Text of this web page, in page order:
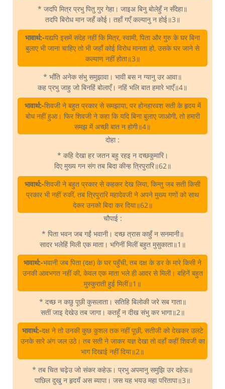
* जदपि मित्र प्रभु पितु गुर गेहा। जाइअ बिनु बोलेहुँ न सँदेहा॥
तदपि बिरोध मान जहँ कोई। तहाँ गएँ कल्यानु न होई॥3॥
भावार्थ:-यद्यपि इसमें संदेह नहीं कि मित्र, स्वामी, पिता और गुरु के घर बिना
बुलाए भी जाना चाहिए तो भी जहाँ कोई विरोध मानता हो, उसके घर जाने से
कल्याण नहीं होता॥3॥
* भाँति अनेक संभु समुझावा। भावी बस न ग्यानु उर आवा॥
कह प्रभु जाहु जो बिनहिं बोलाएँ। नहिं भलि बात हमारे भाएँ॥4॥
भावार्थ:-शिवजी ने बहुत प्रकार से समझाया, पर होनहारवश सती के हृदय में
बोध नहीं हुआ। फिर शिवजी ने कहा कि यदि बिना बुलाए जाओगी, तो हमारी
समझ में अच्छी बात न होगी॥4॥
दोहा :
* कहि देखा हर जतन बहु रहइ न दच्छकुमारि।
दिए मुख्य गन संग तब बिदा कीन्ह त्रिपुरारि॥62॥
भावार्थ:-शिवजी ने बहुत प्रकार से कहकर देख लिया, किन्तु जब सती किसी
प्रकार भी नहीं रुकीं, तब त्रिपुरारि महादेवजी ने अपने मुख्य गणों को साथ
देकर उनको बिदा कर दिया॥62॥
चौपाई :
* पिता भवन जब गईं भवानी। दच्छ त्रास काहुँ न सनमानी॥
सादर भलेहिं मिली एक माता। भगिनीं मिलीं बहुत मुसुकाता॥1॥
भावार्थ:-भवानी जब पिता (दक्ष) के घर पहुँची, तब दक्ष के डर के मारे किसी ने
उनकी आवभगत नहीं की, केवल एक माता भले ही आदर से मिली। बहिनें बहुत
मुस्कुराती हुई मिलीं॥1॥
* दच्छ न कछु पूछी कुसलाता। सतिहि बिलोकी जरे सब गाता॥
सतीं जाइ देखेउ तब जागा। कतहूँ न दीख संभु कर भागा॥2॥
भावार्थ:-दक्ष ने तो उनकी कुछ कुशल तक नहीं पूछी, सतीजी को देखकर उलटे
उनके सारे अंग जल उठे। तब सती ने जाकर यज्ञ देखा तो वहाँ कहीं शिवजी का
भाग दिखाई नहीं दिया॥2॥
* तब चित चढ़ेउ जो संकर कहेऊ। प्रभु अपमानु समुझि उर दहेऊ॥
पाछिल दुखु न हृदयँ अस ब्यापा। जस यह भयउ महा परितापा॥3॥